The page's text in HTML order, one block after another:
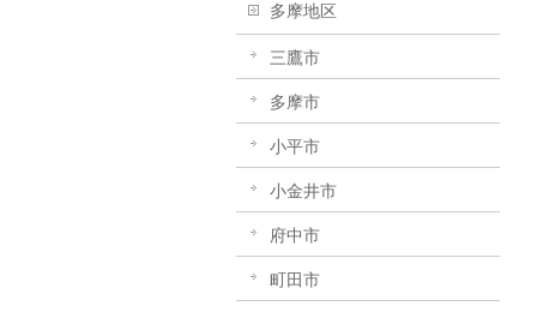
多摩地区
三鷹市
多摩市
小平市
小金井市
府中市
町田市